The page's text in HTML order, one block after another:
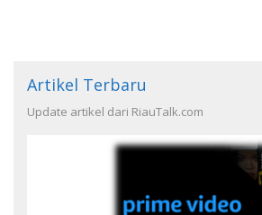
Artikel Terbaru
Update artikel dari RiauTalk.com